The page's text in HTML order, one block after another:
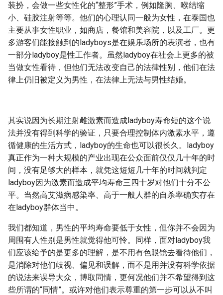
装扮，会做一些女性化的“整形”手术，例如隆胸、喉结缩
小、硅胶注射等等。他们的心理认同一般为女性，在泰国也
主要从事女性职业，如商店，餐馆和美容院，以及工厂。更
多游客们能接触到的ladyboys是在娱乐场所的表演者，也有
一部分ladyboy是性工作者。虽然ladyboy在社会上更多的被
当做女性看待，但他们无法改变自己的法律性别，他们在法
律上仍旧被定义为男性，在法律上无法与男性结婚。
其实说因为长期注射雌激素而造成ladyboy寿命短的这个说
法并没有得到科学的验证，只要合理控制体内激素水平，遵
循健康的生活方式，ladyboy的生命也可以很长久。ladyboy
真正作为一种大规模的产业出现在公众面前仅仅几十年的时
间，没有足够大的样本，就凭这短短几十年的时间就判定
ladyboy因为激素而造成平均寿命三四十岁对他们十分不公
平。当然高艾滋病感染率、高于一般人群的自杀率确实存在
在ladyboy群体当中。
我们都知道，男性的平均寿命要低于女性，但你并不会因为
周围有人性别是男性就觉得他可怜。同样，面对ladyboy我
们应该给予的是更多的理解，是不用有色眼镜去看待他们，
是消除对他们歧视、偏见和误解，而不是用并没有科学依据
的说法来误导大众，博取同情，更何况他们并不希望得到这
些所谓的“同情”。或许对他们表示尊重的第一步可以从不叫